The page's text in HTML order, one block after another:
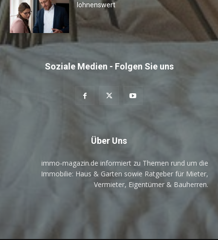
lohnenswert
Soziale Medien - Folgen Sie uns
Über Uns
immo-magazin.de informiert zu Themen rund um die
Immobilie: Haus & Garten sowie Ratgeber für Mieter,
Vermieter, Eigentümer & Bauherren.